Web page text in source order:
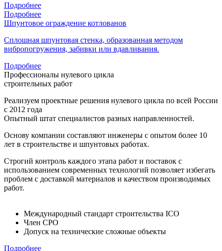
Подробнее
Подробнее
Шпунтовое ограждение котлованов
Сплошная шпунтовая стенка, образованная методом
вибропогружения, забивки или вдавливания.
Подробнее
Профессионалы нулевого цикла
строительных работ
Реализуем проектные решения нулевого цикла по всей России
с 2012 года
Опытный штат специалистов разных направленностей.
Основу компании составляют инженеры с опытом более 10
лет в строительстве и шпунтовых работах.
Строгий контроль каждого этапа работ и поставок с
использованием современных технологий позволяет избегать
проблем с доставкой материалов и качеством производимых
работ.
Международный стандарт строительства ICO
Член СРО
Допуск на технические сложные объекты
Подробнее